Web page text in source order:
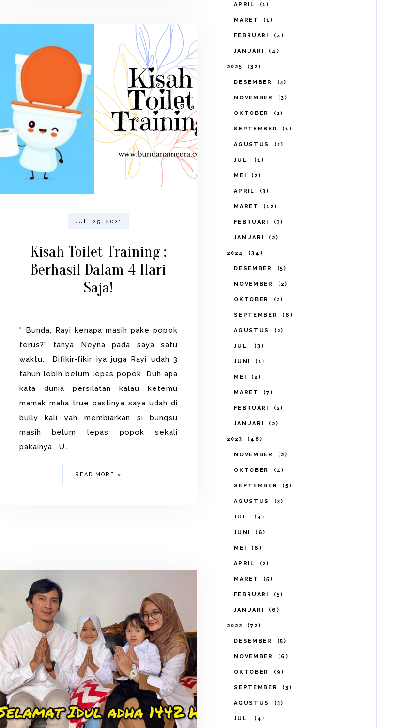
JULI 25, 2021
Kisah Toilet Training :
Berhasil Dalam 4 Hari
Saja!
" Bunda, Rayi kenapa masih pake popok
terus?" tanya Neyna pada saya satu
waktu. Difikir-fikir iya juga Rayi udah 3
tahun lebih belum lepas popok. Duh apa
kata dunia persilatan kalau ketemu
mamak maha true pastinya saya udah di
bully kali yah membiarkan si bungsu
masih belum lepas popok sekali
pakainya. U…
READ MORE »
APRIL 1
MARET 1
FEBRUARI 4
JANUARI 4
2025 32
DESEMBER 3
NOVEMBER 3
OKTOBER 1
SEPTEMBER 1
AGUSTUS 1
JULI 1
MEI 2
APRIL 3
MARET 12
FEBRUARI 3
JANUARI 2
2024 34
DESEMBER 5
NOVEMBER 2
OKTOBER 2
SEPTEMBER 6
AGUSTUS 2
JULI 3
JUNI 1
MEI 2
MARET 7
FEBRUARI 2
JANUARI 2
2023 48
NOVEMBER 2
OKTOBER 4
SEPTEMBER 5
AGUSTUS 3
JULI 4
JUNI 6
MEI 6
APRIL 2
MARET 5
FEBRUARI 5
JANUARI 6
2022 72
DESEMBER 5
NOVEMBER 6
OKTOBER 9
SEPTEMBER 3
AGUSTUS 3
JULI 4